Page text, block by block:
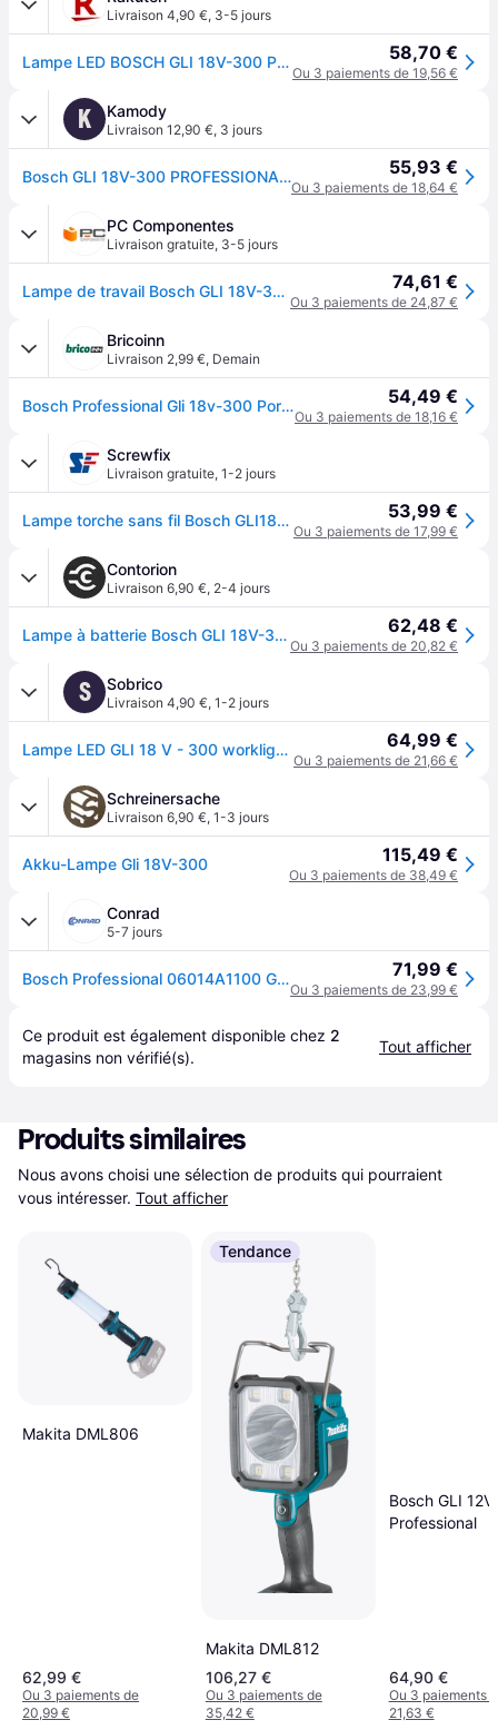
Livraison 4,90 €, 3-5 jours
Lampe LED BOSCH GLI 18V-300 Professional Li-Ion (Machine Nue) 58,70 €
Ou 3 paiements de 19,56 €
K Kamody
Livraison 12,90 €, 3 jours
Bosch GLI 18V-300 PROFESSIONAL Projecteur de chantier sans-fil 06014A1100 55,93 €
Ou 3 paiements de 18,64 €
PC Componentes
Livraison gratuite, 3-5 jours
Lampe de travail Bosch GLI 18V-300 Professional 74,61 €
Ou 3 paiements de 24,87 €
Bricoinn
Livraison 2,99 €, Demain
Bosch Professional Gli 18v-300 Portable Led Work Spotlight Bleu 300 Lumens 54,49 €
Ou 3 paiements de 18,16 €
Screwfix
Livraison gratuite, 1-2 jours
Lampe torche sans fil Bosch GLI18V-300 18V Li-ion - Sans batterie 53,99 €
Ou 3 paiements de 17,99 €
Contorion
Livraison 6,90 €, 2-4 jours
Lampe à batterie Bosch GLI 18V-300 62,48 €
Ou 3 paiements de 20,82 €
S Sobrico
Livraison 4,90 €, 1-2 jours
Lampe LED GLI 18 V - 300 worklight en boite carton (sans batterie ni chargeur) BOSCH 06014A1100 64,99 €
Ou 3 paiements de 21,66 €
Schreinersache
Livraison 6,90 €, 1-3 jours
Akku-Lampe Gli 18V-300 115,49 €
Ou 3 paiements de 38,49 €
Conrad
5-7 jours
Bosch Professional 06014A1100 GLI 18V-300 LED Lampe de travail 300 lm Nombre d&#039;accus fournis 1 71,99 €
Ou 3 paiements de 23,99 €
Ce produit est également disponible chez 2
magasins non vérifié(s).
Tout afficher
Produits similaires
Nous avons choisi une sélection de produits qui pourraient
vous intéresser. Tout afficher
Makita DML806
62,99 €
Ou 3 paiements de
20,99 €
Tendance
Makita DML812
106,27 €
Ou 3 paiements de
35,42 €
Bosch GLI
Professional
64,90 €
Ou 3 paiements
21,63 €